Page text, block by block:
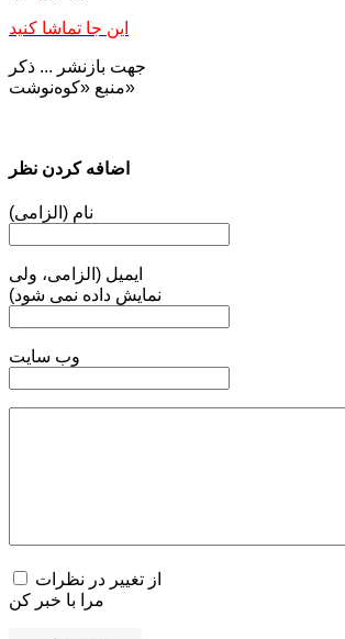
این جا تماشا کنید
جهت بازنشر ... ذکر
منبع «کوه‌نوشت»
اضافه کردن نظر
نام (الزامی)
ایمیل (الزامی، ولی
نمایش داده نمی شود)
وب سایت
از تغییر در نظرات
مرا با خبر کن